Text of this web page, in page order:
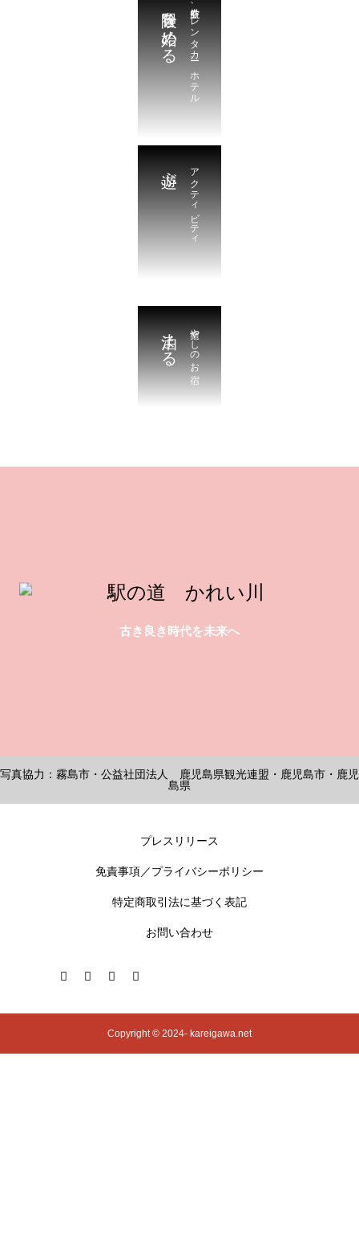
航空券、レンタカー、ホテル
冒険を始める
アクティビティ
遊ぶ
癒やしのお宿
泊まる
古き良き時代を未来へ
写真協力：霧島市・公益社団法人 鹿児島県観光連盟・鹿児島市・鹿児
島県
プレスリリース
免責事項／プライバシーポリシー
特定商取引法に基づく表記
お問い合わせ
Copyright © 2024- kareigawa.net